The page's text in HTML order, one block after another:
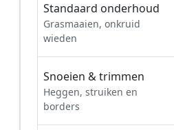
Standaard onderhoud
Grasmaaien, onkruid
wieden
Snoeien & trimmen
Heggen, struiken en
borders